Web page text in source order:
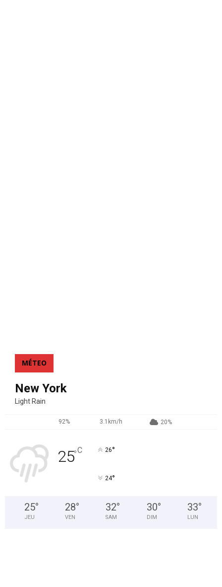
MÉTEO
New York
Light Rain
92% 3.1km/h 20%
25°C 26°
24°
25°
JEU
28°
VEN
32°
SAM
30°
DIM
33°
LUN